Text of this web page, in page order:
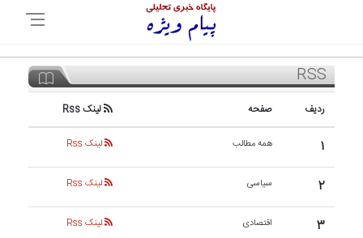
RSS
ردیف صفحه لینک Rss
۱ همه مطالب لینک Rss
۲ سیاسی لینک Rss
۳ اقتصادی لینک Rss